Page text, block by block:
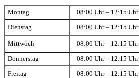
Montag 08:00 Uhr – 12:15 Uhr
Dienstag 08:00 Uhr – 12:15 Uhr
Mittwoch 08:00 Uhr – 12:15 Uhr
Donnerstag 08:00 Uhr – 12:15 Uhr
Freitag 08:00 Uhr – 12:15 Uhr